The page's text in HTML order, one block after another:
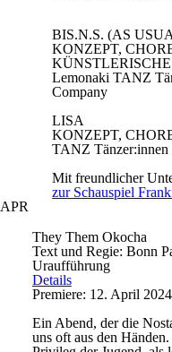
BIS.N.S. (AS
KONZEPT,
LemonakiTANZ
Company
LISA
KONZEPT,
TANZ
Mit freundlicher
zur Schauspiel
APR
They Them Okocha
Text und Regie: Bonn
Uraufführung
Details
Premiere: 12. April 2024
Ein Abend, der die
uns oft aus den